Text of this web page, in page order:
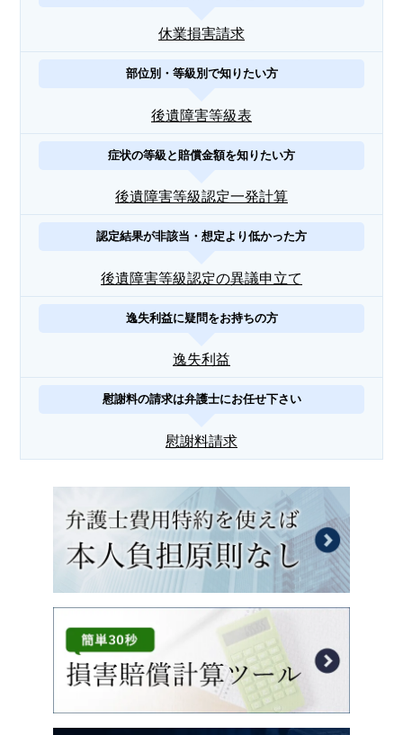
休業損害請求
部位別・等級別で知りたい方
後遺障害等級表
症状の等級と賠償金額を知りたい方
後遺障害等級認定一発計算
認定結果が非該当・想定より低かった方
後遺障害等級認定の異議申立て
逸失利益に疑問をお持ちの方
逸失利益
慰謝料の請求は弁護士にお任せ下さい
慰謝料請求